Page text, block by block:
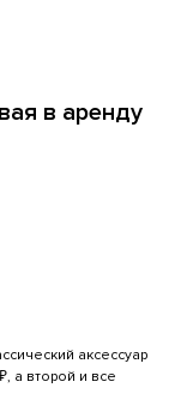
в аренду
аксессуар
а второй и все